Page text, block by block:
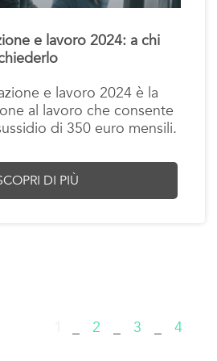
e lavoro 2024: a chi
e lavoro 2024 è la
al lavoro che consente
di 350 euro mensili.
DI PIÙ
– 2 – 3 – 4